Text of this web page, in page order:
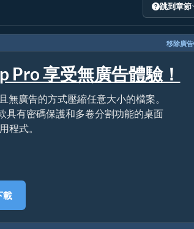
跳到章節
移除廣告
Pro 享受無廣告體驗！
且無廣告的方式壓縮任意大小的檔案。
具有密碼保護和多卷分割功能的桌面
程式。
載